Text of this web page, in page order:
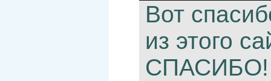
Вот
из этого
СПАСИБО!